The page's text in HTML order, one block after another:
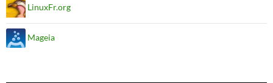
LinuxFr.org
Mageia